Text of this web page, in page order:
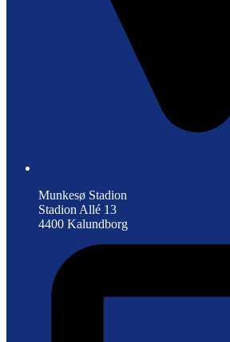
Munkesø Stadion
Stadion Allé 13
4400 Kalundborg